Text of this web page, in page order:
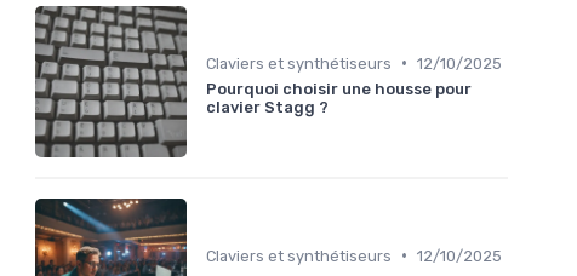
Claviers et synthétiseurs • 12/10/2025
Pourquoi choisir une housse pour
clavier Stagg ?
Claviers et synthétiseurs • 12/10/2025